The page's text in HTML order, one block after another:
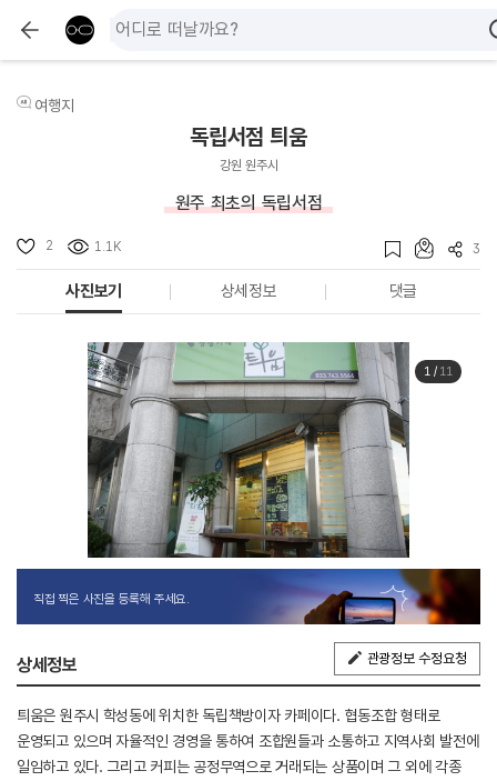
여행지
독립서점 틔움
강원 원주시
원주 최초의 독립서점
2 1.1K 3
사진보기 상세정보 댓글
1/ 11
직접 찍은 사진을 등록해 주세요.
상세정보 관광정보 수정요청
틔움은 원주시 학성동에 위치한 독립책방이자 카페이다. 협동조합 형태로
운영되고 있으며 자율적인 경영을 통하여 조합원들과 소통하고 지역사회 발전에
일임하고 있다. 그리고 커피는 공정무역으로 거래되는 상품이며 그 외에 각종